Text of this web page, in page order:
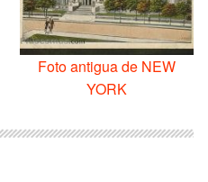
Foto antigua de NEW
YORK